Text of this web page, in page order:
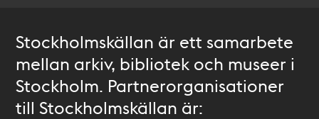
Stockholmskällan är ett samarbete
mellan arkiv, bibliotek och museer i
Stockholm. Partnerorganisationer
till Stockholmskällan är: